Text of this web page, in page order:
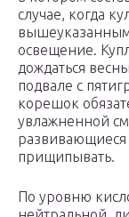
случае, когда
освещение.
дождаться
подвале с
корешок
увлажненной
развивающиеся
прищипывать.
По уровню